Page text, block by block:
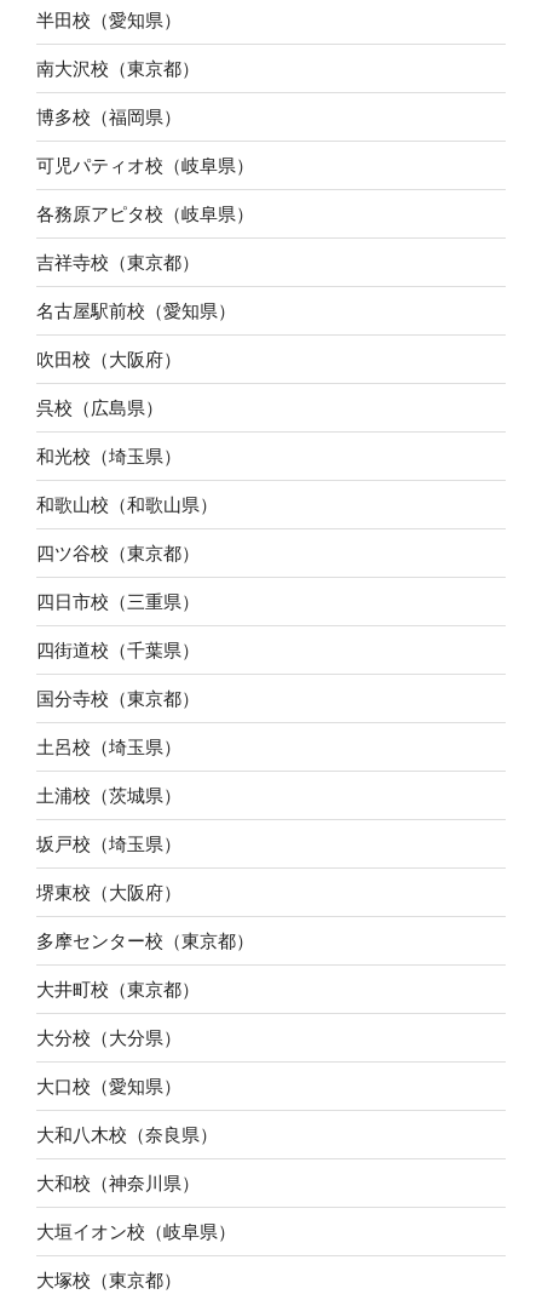
半田校（愛知県）
南大沢校（東京都）
博多校（福岡県）
可児パティオ校（岐阜県）
各務原アピタ校（岐阜県）
吉祥寺校（東京都）
名古屋駅前校（愛知県）
吹田校（大阪府）
呉校（広島県）
和光校（埼玉県）
和歌山校（和歌山県）
四ツ谷校（東京都）
四日市校（三重県）
四街道校（千葉県）
国分寺校（東京都）
土呂校（埼玉県）
土浦校（茨城県）
坂戸校（埼玉県）
堺東校（大阪府）
多摩センター校（東京都）
大井町校（東京都）
大分校（大分県）
大口校（愛知県）
大和八木校（奈良県）
大和校（神奈川県）
大垣イオン校（岐阜県）
大塚校（東京都）